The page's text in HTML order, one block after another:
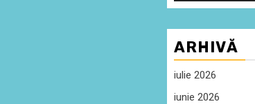
ARHIVĂ
iulie 2026
iunie 2026